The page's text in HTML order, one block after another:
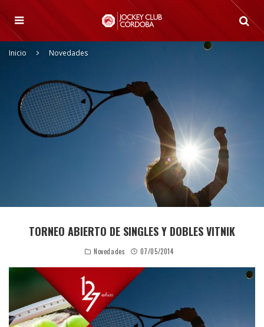
Inicio Novedades
TORNEO ABIERTO DE SINGLES Y DOBLES VITNIK
Novedades 07/05/2014